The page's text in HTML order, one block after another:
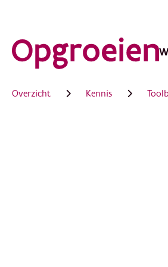
direct
naar
hoofdinhoud
Main
navigation
Overzicht Kennis